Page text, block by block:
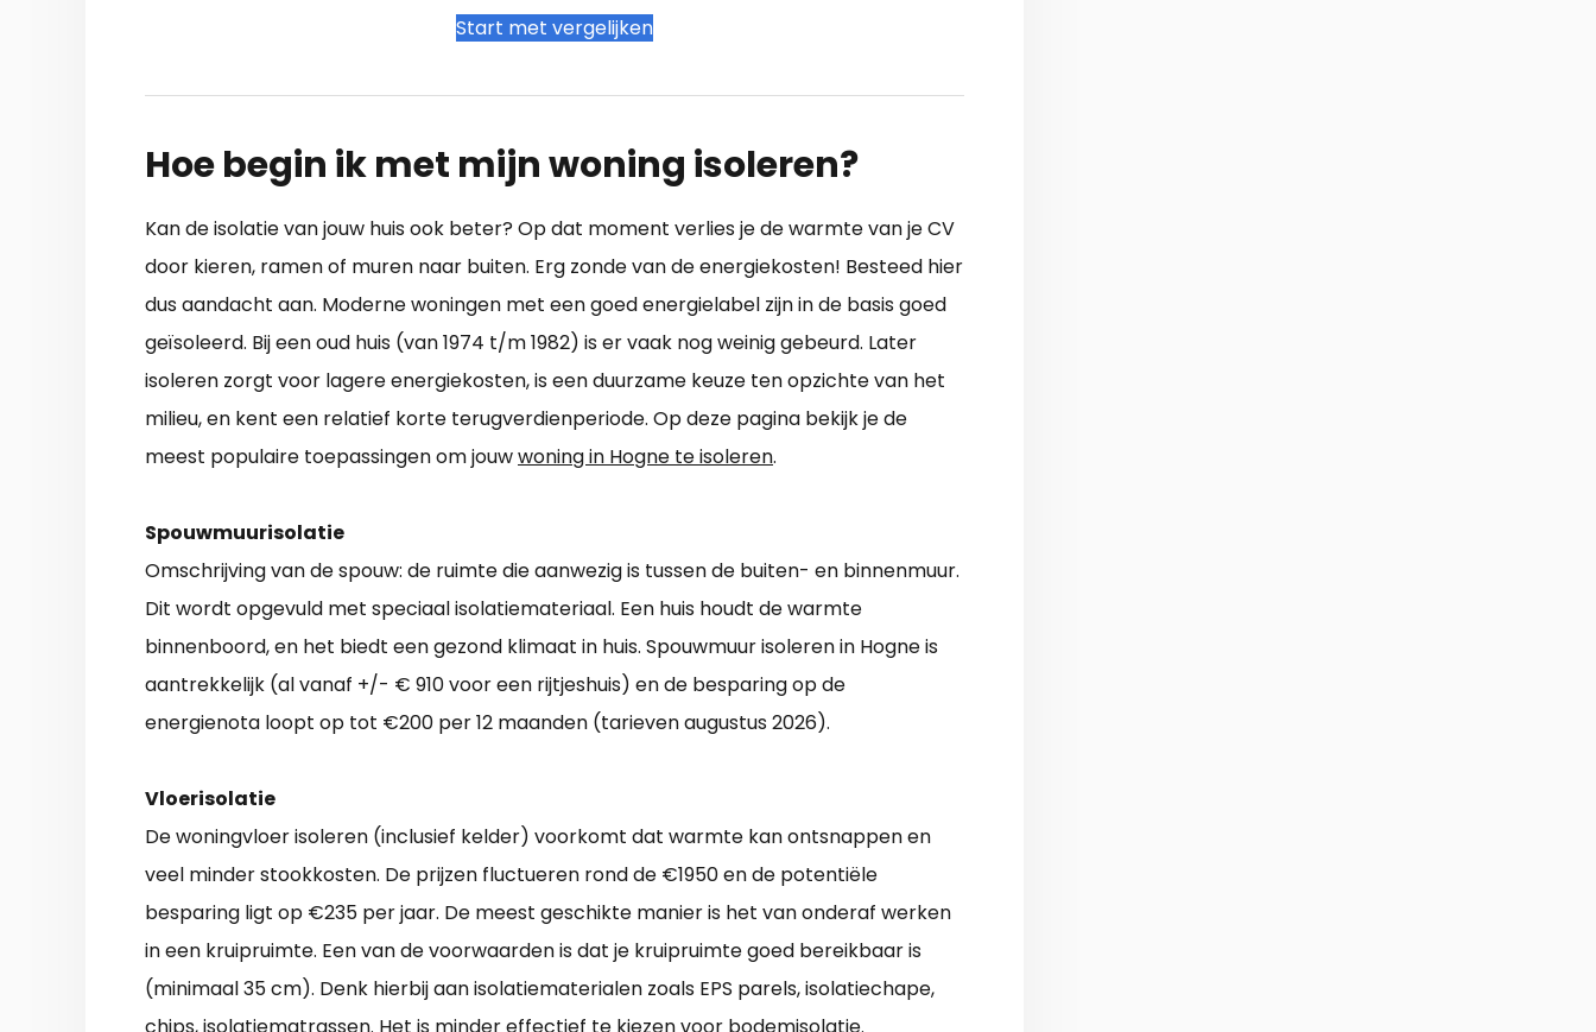
Start met vergelijken
Hoe begin ik met mijn woning isoleren?
Kan de isolatie van jouw huis ook beter? Op dat moment verlies je de warmte van je CV
door kieren, ramen of muren naar buiten. Erg zonde van de energiekosten! Besteed hier
dus aandacht aan. Moderne woningen met een goed energielabel zijn in de basis goed
geïsoleerd. Bij een oud huis (van 1974 t/m 1982) is er vaak nog weinig gebeurd. Later
isoleren zorgt voor lagere energiekosten, is een duurzame keuze ten opzichte van het
milieu, en kent een relatief korte terugverdienperiode. Op deze pagina bekijk je de
meest populaire toepassingen om jouwwoning in Hogne te isoleren.
Spouwmuurisolatie
Omschrijving van de spouw: de ruimte die aanwezig is tussen de buiten- en binnenmuur.
Dit wordt opgevuld met speciaal isolatiemateriaal. Een huis houdt de warmte
binnenboord, en het biedt een gezond klimaat in huis. Spouwmuur isoleren in Hogne is
aantrekkelijk (al vanaf +/- € 910 voor een rijtjeshuis) en de besparing op de
energienota loopt op tot €200 per 12 maanden (tarieven augustus 2026).
Vloerisolatie
De woningvloer isoleren (inclusief kelder) voorkomt dat warmte kan ontsnappen en
veel minder stookkosten. De prijzen fluctueren rond de €1950 en de potentiële
besparing ligt op €235 per jaar. De meest geschikte manier is het van onderaf werken
in een kruipruimte. Een van de voorwaarden is dat je kruipruimte goed bereikbaar is
(minimaal 35 cm). Denk hierbij aan isolatiematerialen zoals EPS parels, isolatiechape,